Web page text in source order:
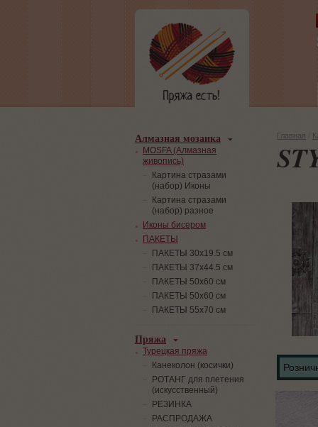
Главная
Алмазная мозаика
MOSFA (Алмазная
живопись)
Картина стразами
(набор) Иконы
Картина стразами
(набор) разное
Иконы бисером
ПАКЕТЫ
ПАКЕТЫ 30х19.5 см
ПАКЕТЫ 37х44.5 см
ПАКЕТЫ 50х60 см
ПАКЕТЫ 50х60 см
ПАКЕТЫ 55х70 см
Пряжа
Турецкая пряжа
Канеколон (косички)
РОТАНГ для плетения
(искусственный)
PЕЗИНКА
РАСПРОДАЖА